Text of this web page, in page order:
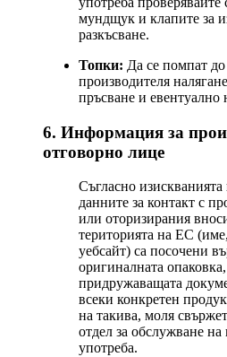
мундщук и клапите за
разкъсване.
Топки: Да се помпат до
производителя
пръсване и евентуално
6. Информация за
отговорно лице
Съгласно изискванията
данните за контакт с
или оторизирания
територията на ЕС
уебсайт) са посочени
оригиналната
придружаващата
всеки конкретен
на такива, моля
отдел за обслужване
употреба.